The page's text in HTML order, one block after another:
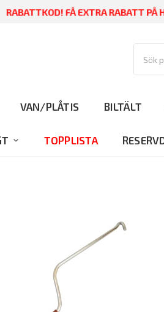
RABATTKOD! FÅ EXTRA RABATT PÅ
VAN/PLÅTIS BILTÄLT
TOPPLISTA